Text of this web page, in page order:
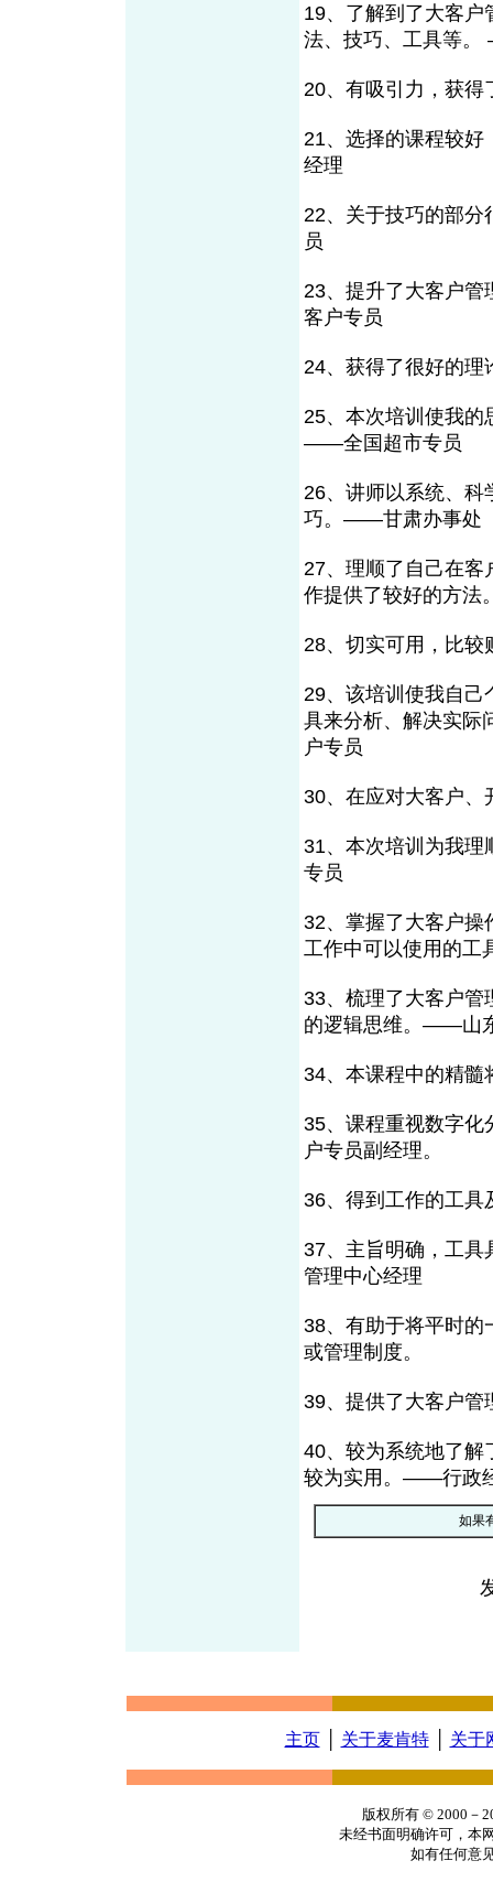
19、了解到了大客户
法、技巧、工具等
20、有吸引力，获
21、选择的课程较
经理
22、关于技巧的部
员
23、提升了大客户
客户专员
24、获得了很好的
25、本次培训使我的
——全国超市专员
26、讲师以系统、科
巧。——甘肃办事处
27、理顺了自己在客
作提供了较好的方
28、切实可用，比
29、该培训使我自己
具来分析、解决实
户专员
30、在应对大客户
31、本次培训为我
专员
32、掌握了大客户操
工作中可以使用的
33、梳理了大客户管
的逻辑思维。——山
34、本课程中的精
35、课程重视数字
户专员副经理。
36、得到工作的工
37、主旨明确，工
管理中心经理
38、有助于将平时的
或管理制度。
39、提供了大客户管
40、较为系统地了解
较为实用。——行政
如果
主页│ 关于麦肯特│ 关于
版权所有 © 2000－
未经书面明确许可，本
如有任何意